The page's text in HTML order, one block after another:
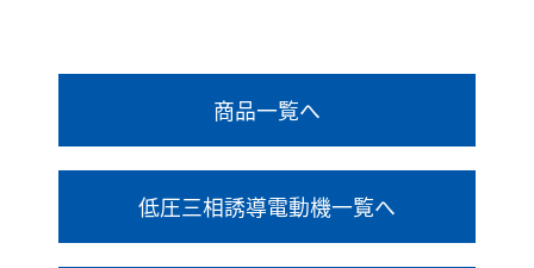
商品一覧へ
低圧三相誘導電動機一覧へ